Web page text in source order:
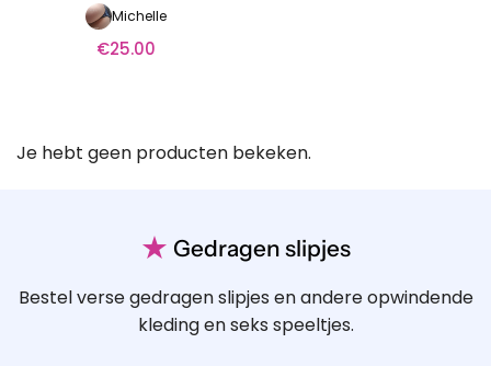
Michelle
€25.00
Je hebt geen producten bekeken.
★ Gedragen slipjes
Bestel verse gedragen slipjes en andere opwindende
kleding en seks speeltjes.